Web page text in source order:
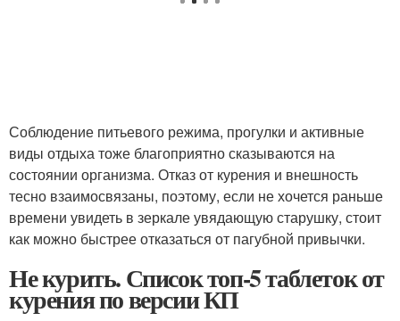
Соблюдение питьевого режима, прогулки и активные
виды отдыха тоже благоприятно сказываются на
состоянии организма. Отказ от курения и внешность
тесно взаимосвязаны, поэтому, если не хочется раньше
времени увидеть в зеркале увядающую старушку, стоит
как можно быстрее отказаться от пагубной привычки.
Не курить. Список топ-5 таблеток от
курения по версии КП